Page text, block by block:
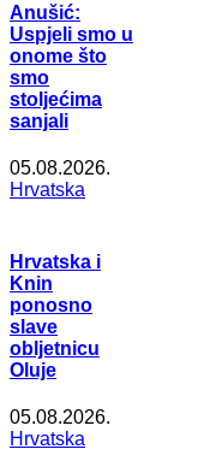
Anušić:
Uspjeli smo u
onome što
smo
stoljećima
sanjali
05.08.2026.
Hrvatska
Hrvatska i
Knin
ponosno
slave
obljetnicu
Oluje
05.08.2026.
Hrvatska